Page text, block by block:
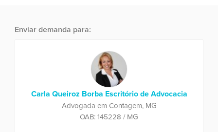
Enviar demanda para:
Carla Queiroz Borba Escritório de Advocacia
Advogada em Contagem, MG
OAB: 145228 / MG